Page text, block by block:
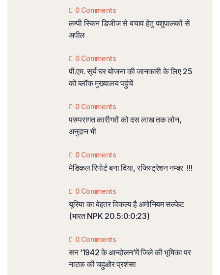
0 Comments
लम्पी स्किन डिजीज से बचाव हेतु पशुपालकों से
अपील
0 Comments
पी.एम. सूर्य घर योजना की जानकारी के लिए 25
को ब्लॉक मुख्यालय पहुंचें
0 Comments
परम्परागत कारीगरों को दस लाख तक लोन,
अनुदान भी
0 Comments
मेडिकल रिपोर्ट बना दिया, रजिस्ट्रेशन नम्बर !!!
0 Comments
यूरिया का बेहतर विकल्प है अमोनियम सल्फेट
(भारत NPK 20.5:0:0:23)
0 Comments
सन ‘1942 के आन्दोलन’में जिले की भूमिका पर
नाटक की चहुओर प्रशंसा